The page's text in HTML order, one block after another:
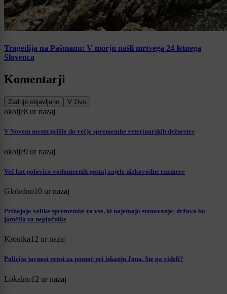
Tragedija na Pašmanu: V morju našli mrtvega 24-letnega
Slovenca
Komentarji
Zadnje objavljeno V živo
okolje8 ur nazaj
V Novem mestu prišlo do večje spremembe veterinarskih dežurstev
okolje9 ur nazaj
Več kot polovico vodomernih postaj zajele nizkovodne razmere
Globalno10 ur nazaj
Prihajajo velike spremembe za vse, ki najemajo stanovanje: država bo
jamčila za neplačnike
Kronika12 ur nazaj
Policija javnost prosi za pomoč pri iskanju Jona. Ste ga videli?
Lokalno12 ur nazaj